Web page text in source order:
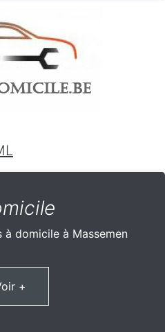
à domicile à Massemen
+